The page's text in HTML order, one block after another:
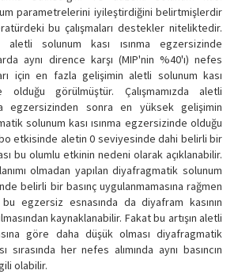
parametrelerini iyileştirdiğini belirtmişlerdir
bu çalışmaları destekler niteliktedir.
aletli solunum kası ısınma egzersizinde
aynı dirence karşı (MIP'nin %40'ı) nefes
için en fazla gelişimin aletli solunum kası
olduğu görülmüştür. Çalışmamızda aletli
egzersizinden sonra en yüksek gelişimin
solunum kası ısınma egzersizinde olduğu
etkisinde aletin 0 seviyesinde dahi belirli bir
bu olumlu etkinin nedeni olarak açıklanabilir.
olmadan yapılan diyafragmatik solunum
belirli bir basınç uygulanmamasına rağmen
egzersiz esnasında da diyafram kasının
kaynaklanabilir. Fakat bu artışın aletli
göre daha düşük olması diyafragmatik
sırasında her nefes alımında aynı basıncın
olabilir.